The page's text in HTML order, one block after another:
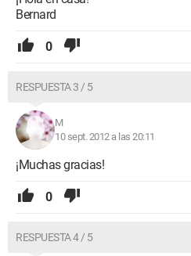
Bernard
0
RESPUESTA 3 / 5
M
10 sept. 2012 a las 20:11
¡Muchas gracias!
0
RESPUESTA 4 / 5